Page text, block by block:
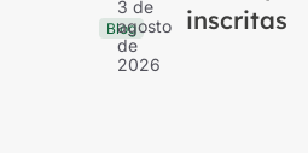
Blog
3 de
agosto
de
2026
inscritas